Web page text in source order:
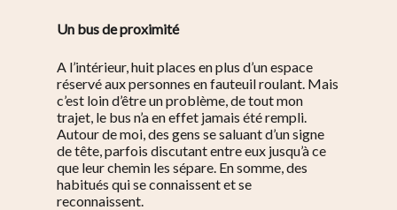
Un bus de proximité
A l’intérieur, huit places en plus d’un espace
réservé aux personnes en fauteuil roulant. Mais
c’est loin d’être un problème, de tout mon
trajet, le bus n’a en effet jamais été rempli.
Autour de moi, des gens se saluant d’un signe
de tête, parfois discutant entre eux jusqu’à ce
que leur chemin les sépare. En somme, des
habitués qui se connaissent et se
reconnaissent.